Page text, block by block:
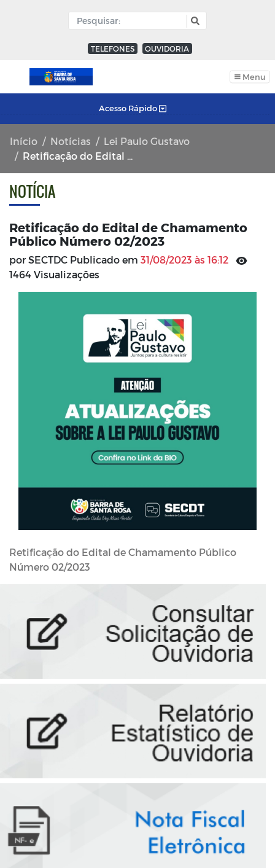
TELEFONES OUVIDORIA
Menu
Acesso Rápido
Início Notícias
Lei Paulo Gustavo
Retificação do Edital de Chamamento Público Número 02/2023
NOTÍCIA
Retificação do Edital de Chamamento
Público Número 02/2023
por SECTDC Publicado em 31/08/2023 às 16:12
1464 Visualizações
Retificação do Edital de Chamamento Público
Número 02/2023